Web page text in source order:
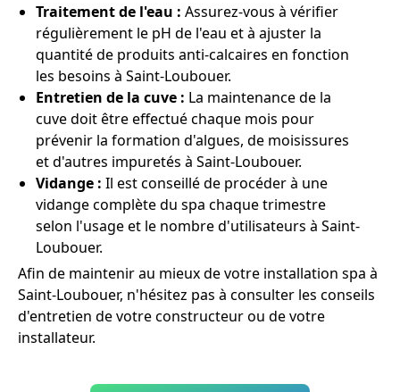
Traitement de l'eau : Assurez-vous à vérifier
régulièrement le pH de l'eau et à ajuster la
quantité de produits anti-calcaires en fonction
les besoins à Saint-Loubouer.
Entretien de la cuve : La maintenance de la
cuve doit être effectué chaque mois pour
prévenir la formation d'algues, de moisissures
et d'autres impuretés à Saint-Loubouer.
Vidange : Il est conseillé de procéder à une
vidange complète du spa chaque trimestre
selon l'usage et le nombre d'utilisateurs à Saint-
Loubouer.
Afin de maintenir au mieux de votre installation spa à
Saint-Loubouer, n'hésitez pas à consulter les conseils
d'entretien de votre constructeur ou de votre
installateur.